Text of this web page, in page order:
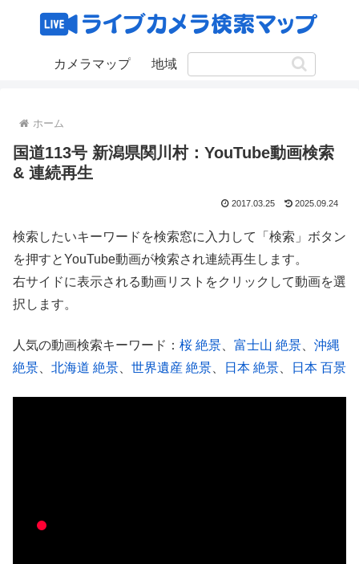
カメラマップ 地域
ホーム
国道113号 新潟県関川村：YouTube動画検索
& 連続再生
2017.03.25 2025.09.24
検索したいキーワードを検索窓に入力して「検索」ボタン
を押すとYouTube動画が検索され連続再生します。
右サイドに表示される動画リストをクリックして動画を選
択します。
人気の動画検索キーワード： 桜 絶景 富士山 絶景
沖縄
絶景
北海道 絶景 世界遺産 絶景 日本 絶景 日本 百景